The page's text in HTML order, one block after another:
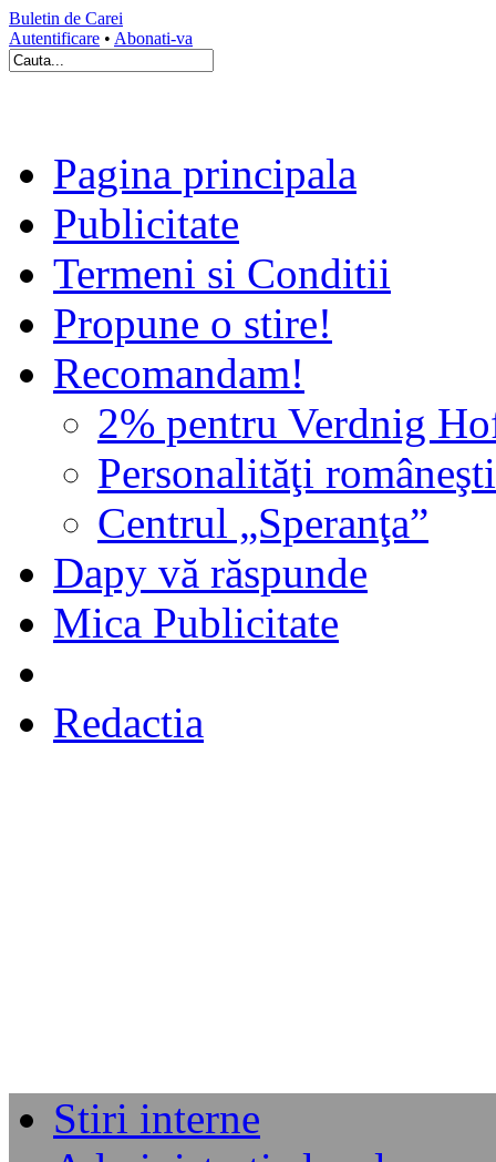
Buletin de Carei
Autentificare • Abonati-va
Pagina principala
Publicitate
Termeni si Conditii
Propune o stire!
Recomandam!
2% pentru Verdnig
Personalităţi româneşti
Centrul „Speranţa”
Dapy vă răspunde
Mica Publicitate
Redactia
Stiri interne